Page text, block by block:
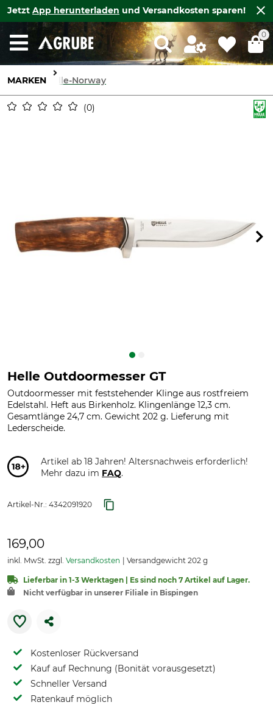
Jetzt App herunterladen und Versandkosten sparen!
0
MARKEN Helle-Norway
0
Helle Outdoormesser GT
Outdoormesser mit feststehender Klinge aus rostfreiem
Edelstahl. Heft aus Birkenholz. Klingenlänge 12,3 cm.
Gesamtlänge 24,7 cm. Gewicht 202 g. Lieferung mit
Lederscheide.
Artikel ab 18 Jahren! Altersnachweis erforderlich!
Mehr dazu im FAQ.
Artikel-Nr.: 4342091920
169,00
inkl. MwSt. zzgl. Versandkosten Versandgewicht 202 g
Lieferbar in 1-3 Werktagen | Es sind noch 7 Artikel auf Lager.
Nicht verfügbar in unserer Filiale in Bispingen
Kostenloser Rückversand
Kauf auf Rechnung (Bonität vorausgesetzt)
Schneller Versand
Ratenkauf möglich